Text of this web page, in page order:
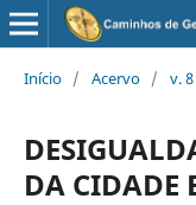
Início / Acervo / v.
DA CIDADE